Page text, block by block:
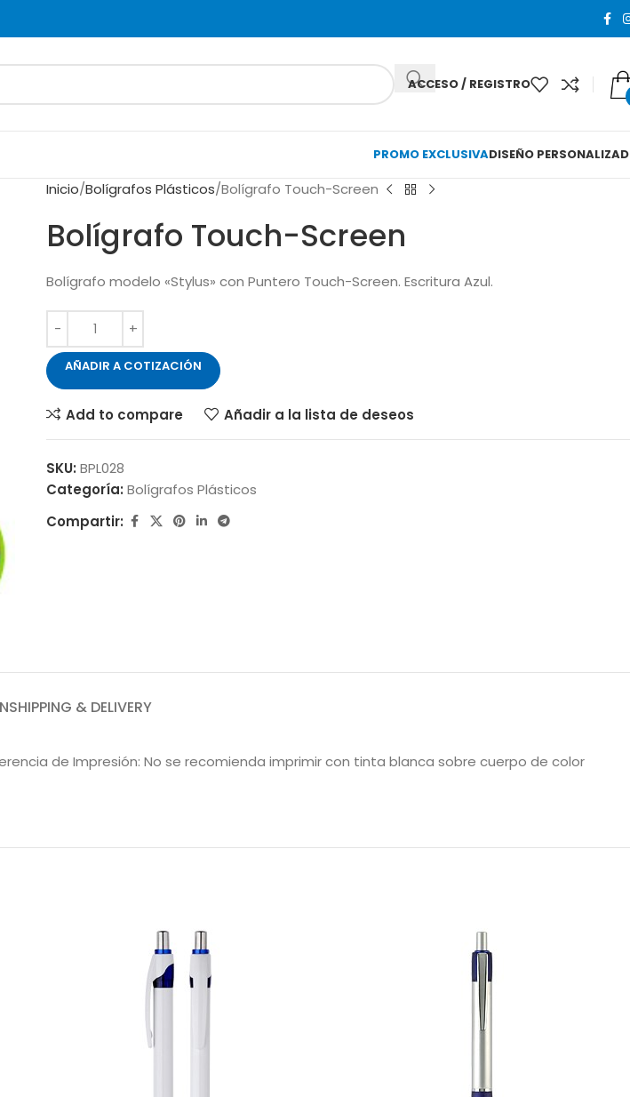
ACCESO / REGISTRO
PROMO EXCLUSIVADISEÑO
Inicio Bolígrafos Plásticos Bolígrafo Touch-Screen
Bolígrafo Touch-Screen
Bolígrafo modelo «Stylus» con Puntero Touch-Screen. Escritura Azul.
AÑADIR A COTIZACIÓN
Add to compare Añadir a la lista de deseos
SKU: BPL028
Categoría: Bolígrafos Plásticos
Compartir:
SHIPPING & DELIVERY
de Impresión: No se recomienda imprimir con tinta blanca sobre cuerpo de color